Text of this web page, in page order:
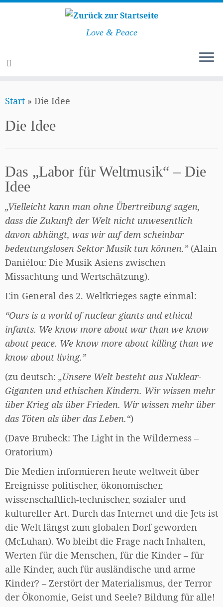
Inhalt
Love & Peace
Start » Die Idee
Die Idee
Das „Labor für Weltmusik“ – Die
Idee
„Vielleicht kann man ohne Übertreibung sagen,
dass die Zukunft der Welt nicht unwesentlich
davon abhängt, was wir auf dem scheinbar
bedeutungslosen Sektor Musik tun können.”(Alain
Daniélou: Die Musik Asiens zwischen
Missachtung und Wertschätzung).
Ein General des 2. Weltkrieges sagte einmal:
“Ours is a world of nuclear giants and ethical
infants. We know more about war than we know
about peace. We know more about killing than we
know about living.”
(zu deutsch: „Unsere Welt besteht aus Nuklear-
Giganten und ethischen Kindern. Wir wissen mehr
über Krieg als über Frieden. Wir wissen mehr über
das Töten als über das Leben.“)
(Dave Brubeck: The Light in the Wilderness –
Oratorium)
Die Medien informieren heute weltweit über
Ereignisse politischer, ökonomischer,
wissenschaftlich-technischer, sozialer und
kultureller Art. Durch das Internet und die Jets ist
die Welt längst zum globalen Dorf geworden
(McLuhan). Wo bleibt die Frage nach Inhalten,
Werten für die Menschen, für die Kinder – für
alle Kinder, auch für ausländische und arme
Kinder? – Zerstört der Materialismus, der Terror
der Ökonomie, Geist und Seele? Bildung für alle!